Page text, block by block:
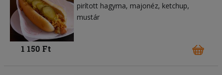
pirított hagyma majonéz ketchup
mustár
1 150 Ft